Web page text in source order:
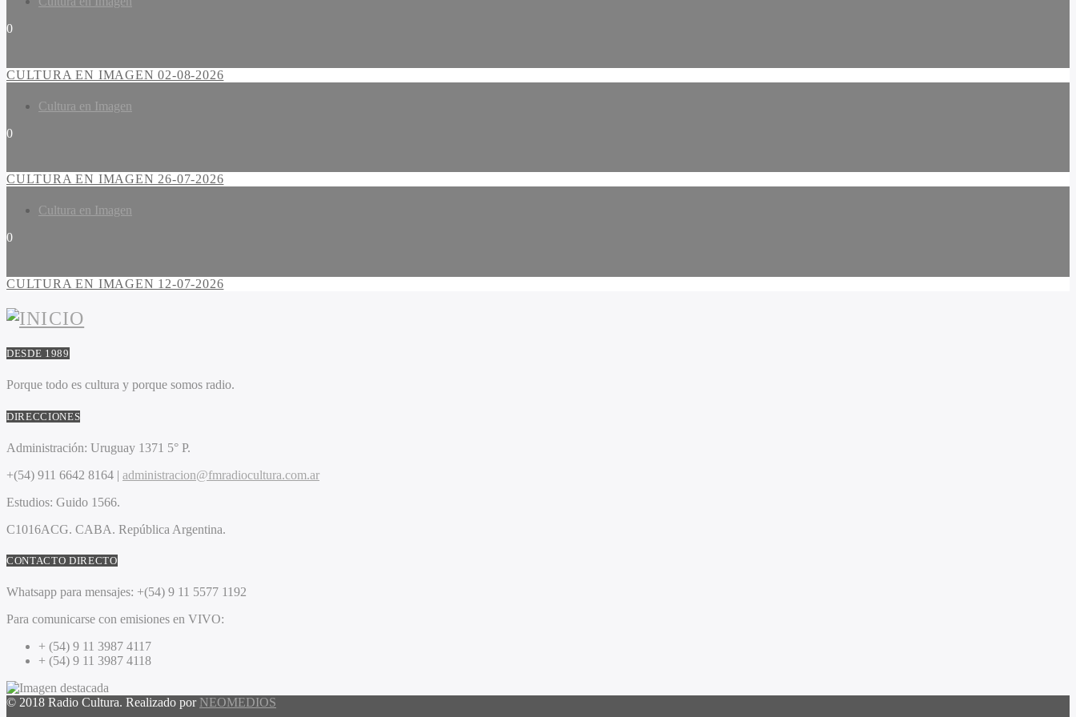
0
CULTURA EN IMAGEN 02-08-2026
Cultura en Imagen
0
CULTURA EN IMAGEN 26-07-2026
Cultura en Imagen
0
CULTURA EN IMAGEN 12-07-2026
DESDE 1989
Porque todo es cultura y porque somos radio.
DIRECCIONES
Administración: Uruguay 1371 5° P.
+(54) 911 6642 8164 | administracion@fmradiocultura.com.ar
Estudios: Guido 1566.
C1016ACG. CABA. República Argentina.
CONTACTO DIRECTO
Whatsapp para mensajes: +(54) 9 11 5577 1192
Para comunicarse con emisiones en VIVO:
+ (54) 9 11 3987 4117
+ (54) 9 11 3987 4118
© 2018 Radio Cultura. Realizado por NEOMEDIOS